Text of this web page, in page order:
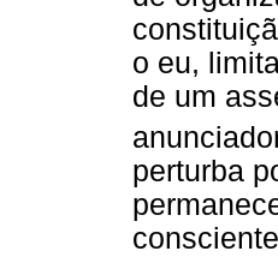
o eu,
de um
perturba